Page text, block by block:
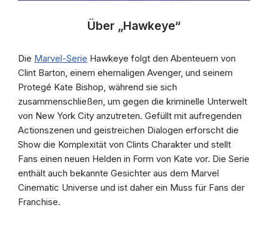
Über „Hawkeye“
Die Marvel-Serie Hawkeye folgt den Abenteuern von
Clint Barton, einem ehemaligen Avenger, und seinem
Protegé Kate Bishop, während sie sich
zusammenschließen, um gegen die kriminelle Unterwelt
von New York City anzutreten. Gefüllt mit aufregenden
Actionszenen und geistreichen Dialogen erforscht die
Show die Komplexität von Clints Charakter und stellt
Fans einen neuen Helden in Form von Kate vor. Die Serie
enthält auch bekannte Gesichter aus dem Marvel
Cinematic Universe und ist daher ein Muss für Fans der
Franchise.